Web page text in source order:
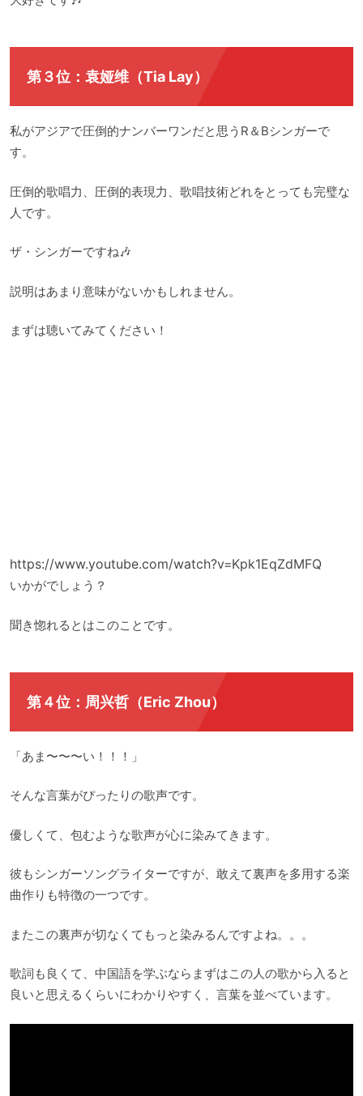
第３位：袁娅维（Tia Lay）
私がアジアで圧倒的ナンバーワンだと思うR＆Bシンガーで
す。
圧倒的歌唱力、圧倒的表現力、歌唱技術どれをとっても完璧な
人です。
ザ・シンガーですね🎶
説明はあまり意味がないかもしれません。
まずは聴いてみてください！
https://www.youtube.com/watch?v=Kpk1EqZdMFQ
いかがでしょう？
聞き惚れるとはこのことです。
第４位：周兴哲（Eric Zhou）
「あま〜〜〜い！！！」
そんな言葉がぴったりの歌声です。
優しくて、包むような歌声が心に染みてきます。
彼もシンガーソングライターですが、敢えて裏声を多用する楽
曲作りも特徴の一つです。
またこの裏声が切なくてもっと染みるんですよね。。。
歌詞も良くて、中国語を学ぶならまずはこの人の歌から入ると
良いと思えるくらいにわかりやすく、言葉を並べています。